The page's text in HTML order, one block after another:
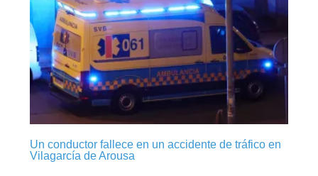
Un conductor fallece en un accidente de tráfico en
Vilagarcía de Arousa